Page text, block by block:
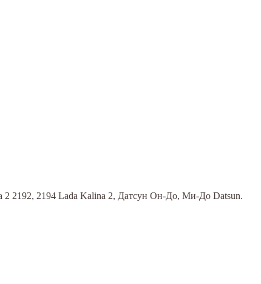
2 2192, 2194 Lada Kalina 2, Датсун Он-До, Ми-До Datsun.